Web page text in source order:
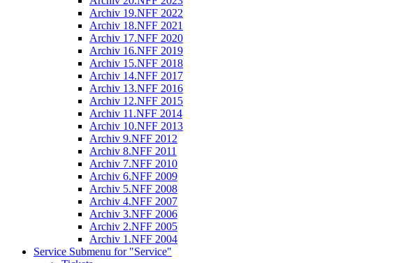
Archiv 19.NFF 2022
Archiv 18.NFF 2021
Archiv 17.NFF 2020
Archiv 16.NFF 2019
Archiv 15.NFF 2018
Archiv 14.NFF 2017
Archiv 13.NFF 2016
Archiv 12.NFF 2015
Archiv 11.NFF 2014
Archiv 10.NFF 2013
Archiv 9.NFF 2012
Archiv 8.NFF 2011
Archiv 7.NFF 2010
Archiv 6.NFF 2009
Archiv 5.NFF 2008
Archiv 4.NFF 2007
Archiv 3.NFF 2006
Archiv 2.NFF 2005
Archiv 1.NFF 2004
Service Submenu for "Service"